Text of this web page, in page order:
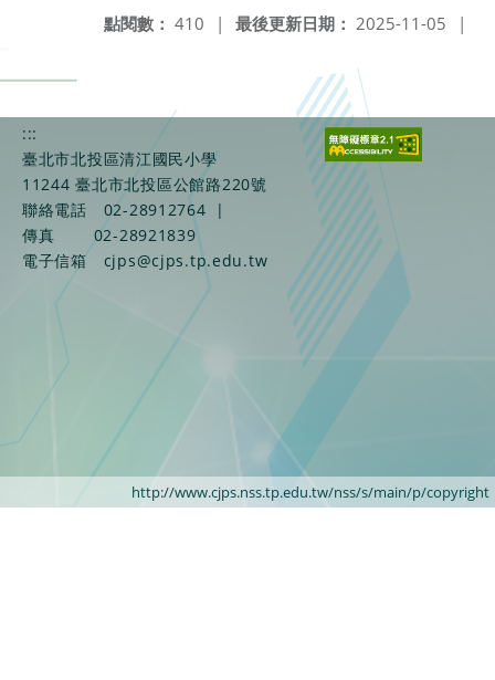
最後更新日期： 2025-11-05 |
點閱數： 410 |
:::
臺北市北投區清江國民小學
11244 臺北市北投區公館路220號
聯絡電話
02-28912764
|
傳真
02-28921839
電子信箱
cjps@cjps.tp.edu.tw
http://www.cjps.nss.tp.edu.tw/nss/s/main/p/copyright